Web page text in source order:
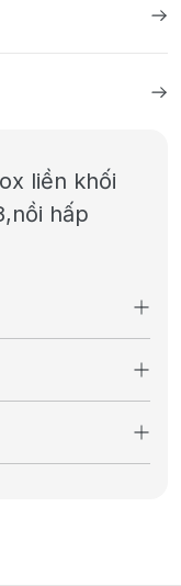
liền khối
hấp